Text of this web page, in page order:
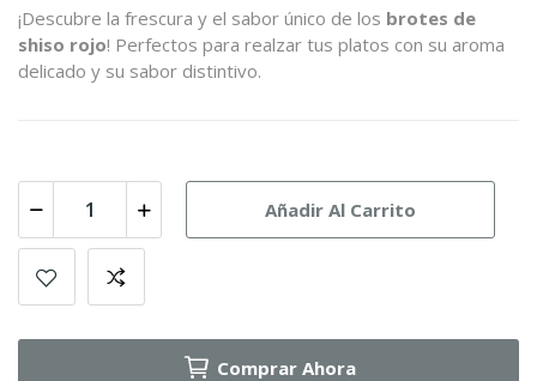
¡Descubre la frescura y el sabor único de los brotes de
shiso rojo! Perfectos para realzar tus platos con su aroma
delicado y su sabor distintivo.
Añadir Al Carrito
Comprar Ahora